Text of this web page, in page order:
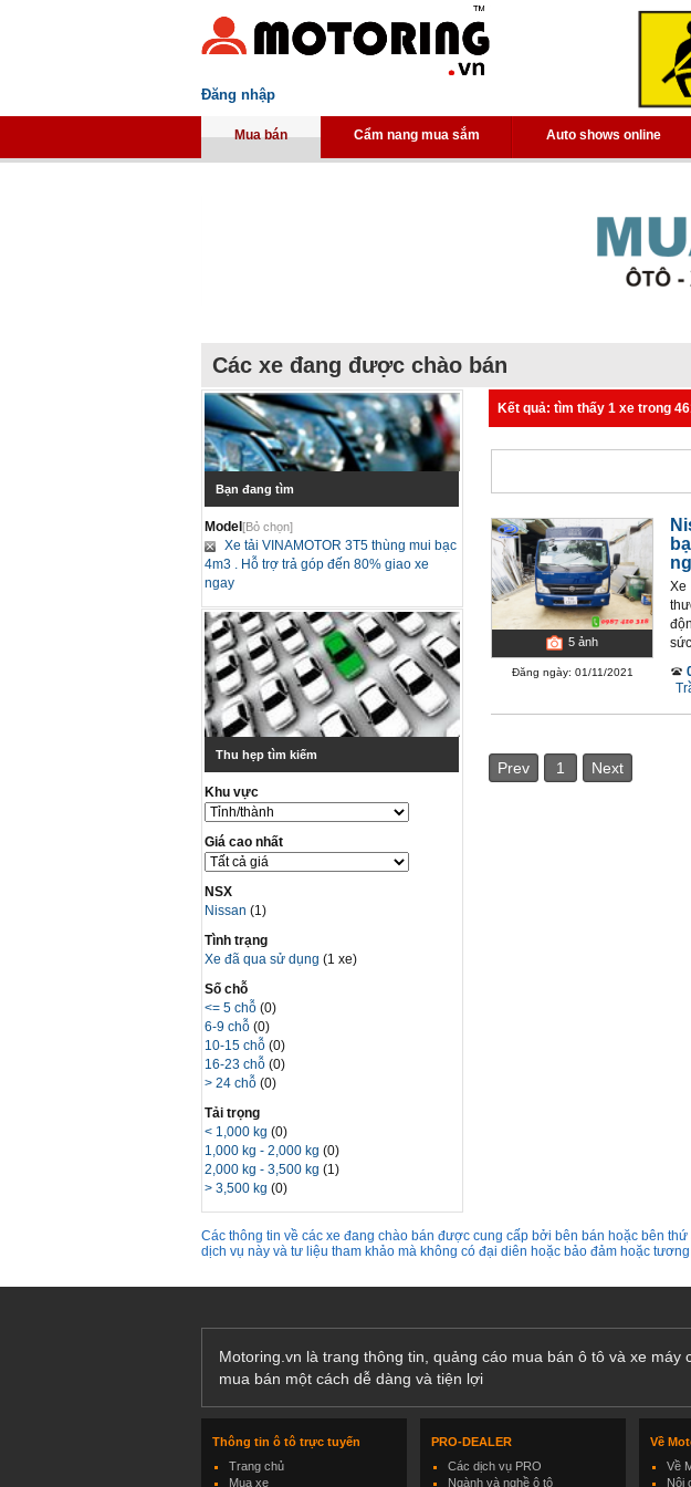
Đăng nhập
Mua bán Cẩm nang mua sắm Auto shows online
Các xe đang được chào bán
Bạn đang tìm
Model[Bỏ chọn]
Xe tải VINAMOTOR 3T5 thùng mui bạc
4m3 . Hỗ trợ trả góp đến 80% giao xe
ngay
Thu hẹp tìm kiếm
Khu vực
Giá cao nhất
NSX
Nissan(1)
Tình trạng
Xe đã qua sử dụng (1 xe)
Số chỗ
<= 5 chỗ(0)
6-9 chỗ(0)
10-15 chỗ(0)
16-23 chỗ(0)
> 24 chỗ(0)
Tải trọng
< 1,000 kg(0)
1,000 kg - 2,000 kg(0)
2,000 kg - 3,500 kg(1)
> 3,500 kg(0)
Kết quả: tìm thấy 1 xe trong
5 ảnh
Đăng ngày: 01/11/2021
Xe
Prev 1 Next
Các thông tin về các xe đang chào bán được cung cấp bởi bên bán hoặc bên
dịch vụ này và tư liệu tham khảo mà không có đại diên hoặc bảo đảm hoặc
Motoring.vn là trang thông tin, quảng cáo mua bán ô tô và xe
mua bán một cách dễ dàng và tiện lợi
Thông tin ô tô trực tuyến
Trang chủ
Mua xe
PRO-DEALER
Các dịch vụ PRO
Ngành và nghề ô tô
Về
Về
Nội